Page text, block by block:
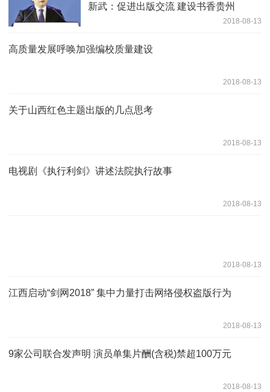
新武：促进出版交流 建设书香贵州
2018-08-13
高质量发展呼唤加强编校质量建设
2018-08-13
关于山西红色主题出版的几点思考
2018-08-13
电视剧《执行利剑》讲述法院执行故事
2018-08-13
2018-08-13
江西启动“剑网2018” 集中力量打击网络侵权盗版行为
2018-08-13
9家公司联合发声明 演员单集片酬(含税)禁超100万元
2018-08-13